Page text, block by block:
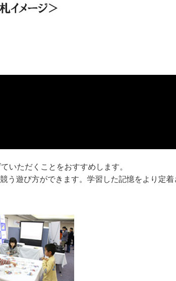
いただくことをおすすめします。
う遊び方ができます。学習した記憶をより定